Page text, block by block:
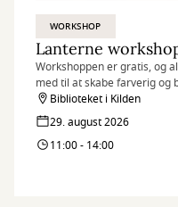
WORKSHOP
Lanterne
Workshoppen er gratis, og
med til at skabe farverig og
fællesspisning.
Børn og familie og som et
september i Kilden
Biblioteket i Kilden
29. august 2026
11:00 - 14:00